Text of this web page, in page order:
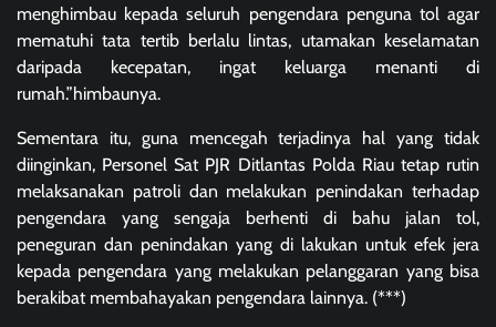
menghimbau kepada seluruh pengendara penguna tol agar
mematuhi tata tertib berlalu lintas, utamakan keselamatan
daripada kecepatan, ingat keluarga menanti di
rumah.”himbaunya.
Sementara itu, guna mencegah terjadinya hal yang tidak
diinginkan, Personel Sat PJR Ditlantas Polda Riau tetap rutin
melaksanakan patroli dan melakukan penindakan terhadap
pengendara yang sengaja berhenti di bahu jalan tol,
peneguran dan penindakan yang di lakukan untuk efek jera
kepada pengendara yang melakukan pelanggaran yang bisa
berakibat membahayakan pengendara lainnya. (***)